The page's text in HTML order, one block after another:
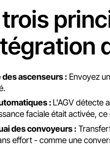
trois
ascenseurs : Envoyez
: L'AGV détecte
faciale était activée,
des convoyeurs :
effort - comme une